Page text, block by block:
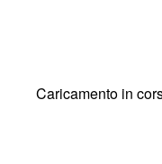
Caricamento in